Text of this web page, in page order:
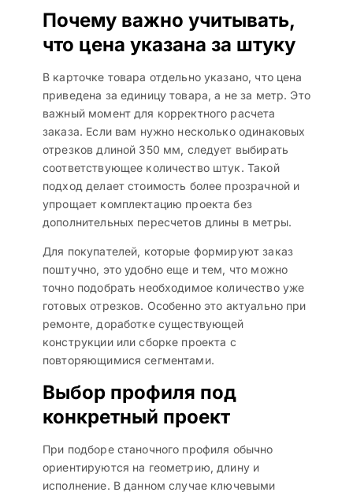
Почему важно учитывать,
что цена указана за штуку
В карточке товара отдельно указано, что цена
приведена за единицу товара, а не за метр. Это
важный момент для корректного расчета
заказа. Если вам нужно несколько одинаковых
отрезков длиной 350 мм, следует выбирать
соответствующее количество штук. Такой
подход делает стоимость более прозрачной и
упрощает комплектацию проекта без
дополнительных пересчетов длины в метры.
Для покупателей, которые формируют заказ
поштучно, это удобно еще и тем, что можно
точно подобрать необходимое количество уже
готовых отрезков. Особенно это актуально при
ремонте, доработке существующей
конструкции или сборке проекта с
повторяющимися сегментами.
Выбор профиля под
конкретный проект
При подборе станочного профиля обычно
ориентируются на геометрию, длину и
исполнение. В данном случае ключевыми